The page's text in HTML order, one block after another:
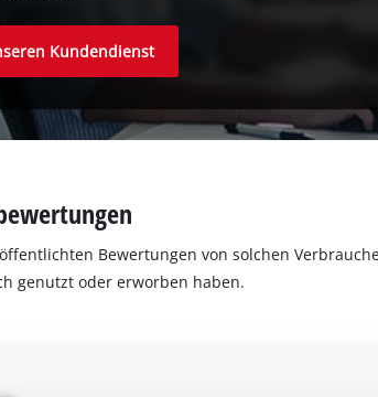
Kundendienst
Bewertungen von solchen
genutzt oder erworben haben.